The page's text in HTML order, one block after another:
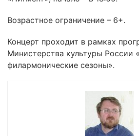
Возрастное ограничение – 6+.
Концерт проходит в рамках
Министерства культуры России
филармонические сезоны».